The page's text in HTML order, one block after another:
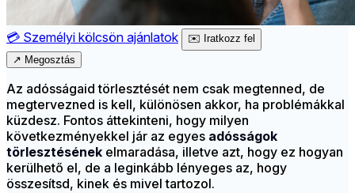
💳 Személyi kölcsön ajánlatok ✉️ Iratkozz fel
↗ Megosztás
Az adósságaid törlesztését nem csak megtenned, de
megtervezned is kell, különösen akkor, ha problémákkal
küzdesz. Fontos áttekinteni, hogy milyen
következményekkel jár az egyes adósságok
törlesztésének elmaradása, illetve azt, hogy ez hogyan
kerülhető el, de a leginkább lényeges az, hogy
összesítsd, kinek és mivel tartozol.